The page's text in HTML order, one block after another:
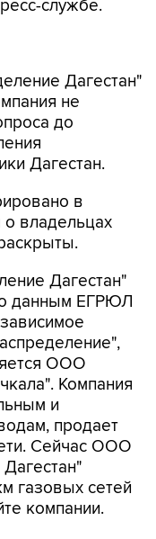
службе.
до
Дагестан.
в
Дагестан"
ООО
Компания
и
продает
Сейчас ООО
газовых сетей
компании.